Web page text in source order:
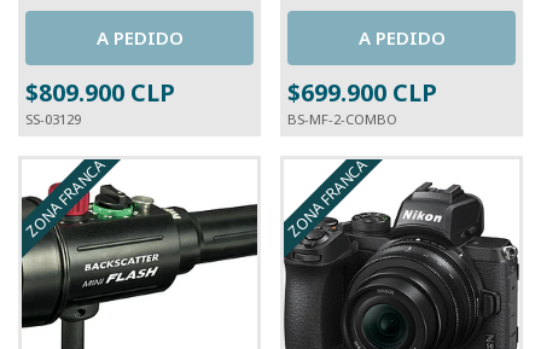
A PEDIDO
$809.900 CLP
SS-03129
A PEDIDO
$699.900 CLP
BS-MF-2-COMBO
A PEDIDO
ZONA FRANCA A PEDIDO
ZONA FRANCA